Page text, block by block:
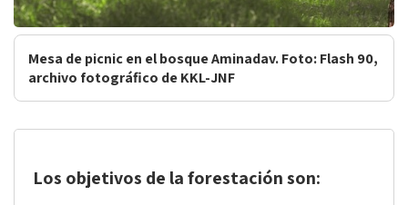
Mesa de picnic en el bosque Aminadav. Foto: Flash 90,
archivo fotográfico de KKL-JNF
Los objetivos de la forestación son: